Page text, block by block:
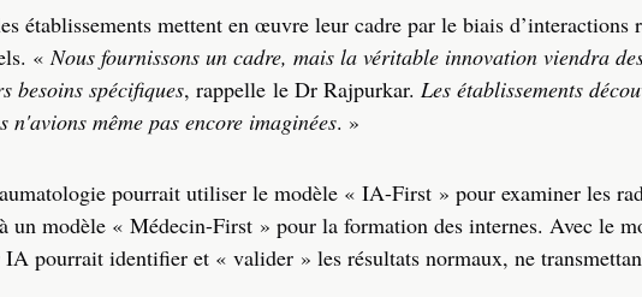
établissements mettent en œuvre leur cadre par le biais d’interactions
«Nous fournissons un cadre, mais la véritable innovation viendra
besoins spécifiques, rappelle le Dr Rajpurkar. Les établissements
n'avions même pas encore imaginées. »
pourrait utiliser le modèle « IA-First » pour examiner les
un modèle « Médecin-First » pour la formation des internes. Avec le
IA pourrait identifier et « valider » les résultats normaux, ne